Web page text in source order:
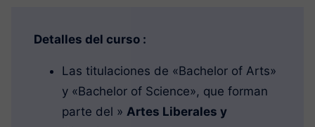
Detalles del curso :
Las titulaciones de «Bachelor of Arts»
y «Bachelor of Science», que forman
parte del » Artes Liberales y